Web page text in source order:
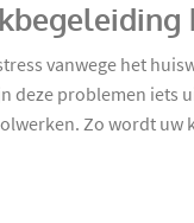
vanwege het
deze problemen iets
Zo wordt uw